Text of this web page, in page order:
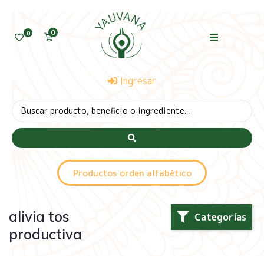
0 0
Ingresar
Productos orden alfabético
Categorías
alivia tos
productiva